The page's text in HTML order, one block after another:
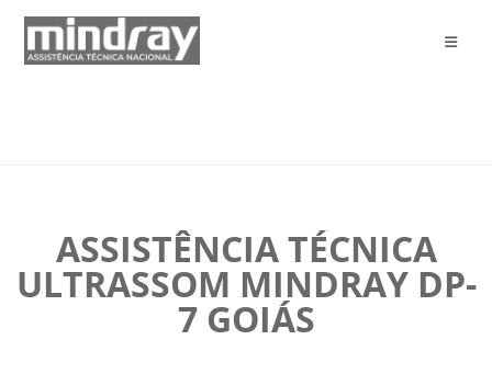
ASSISTÊNCIA TÉCNICA
ULTRASSOM MINDRAY DP-
7 GOIÁS